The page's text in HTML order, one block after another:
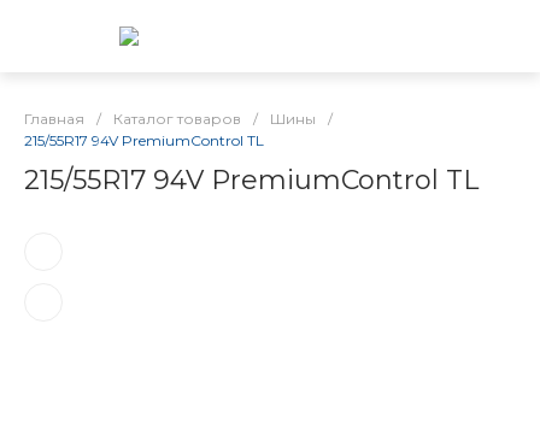
Главная / Каталог товаров / Шины
/
215/55R17 94V PremiumControl TL
215/55R17 94V PremiumControl TL